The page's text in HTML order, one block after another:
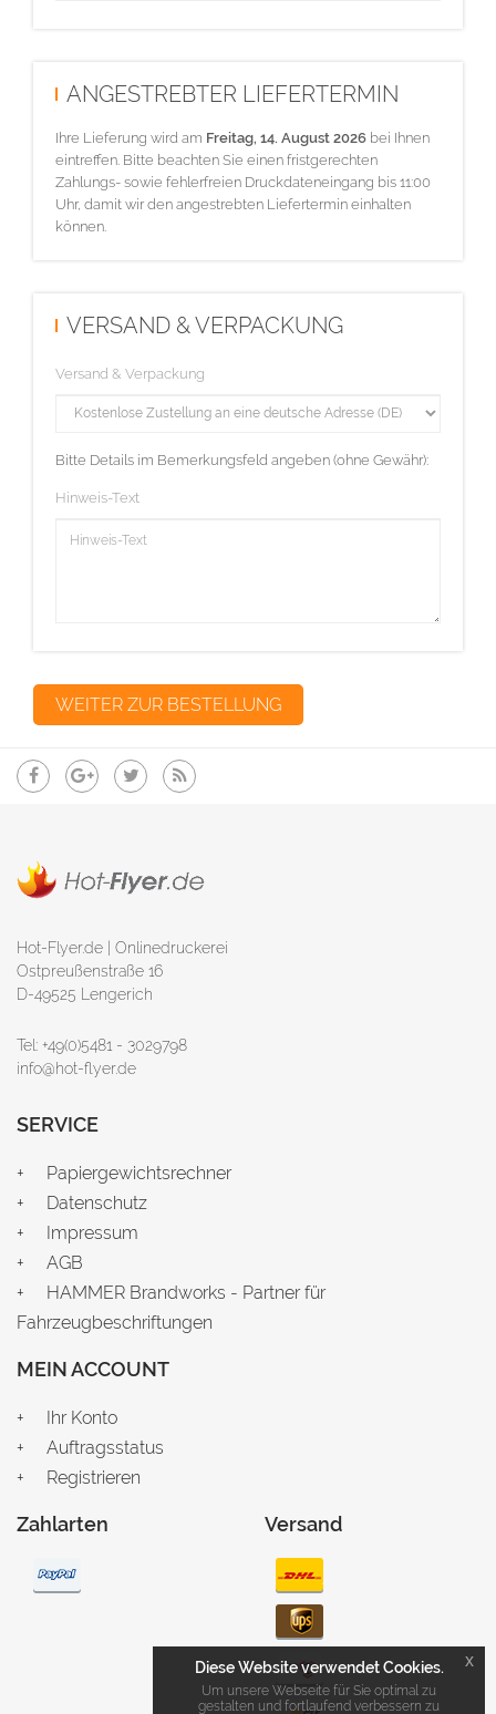
ANGESTREBTER LIEFERTERMIN
Ihre Lieferung wird am Freitag, 14. August 2026 bei Ihnen
eintreffen. Bitte beachten Sie einen fristgerechten
Zahlungs- sowie fehlerfreien Druckdateneingang bis 11:00
Uhr, damit wir den angestrebten Liefertermin einhalten
können.
VERSAND & VERPACKUNG
Versand & Verpackung
Bitte Details im Bemerkungsfeld angeben (ohne Gewähr):
Hinweis-Text
Hot-Flyer.de | Onlinedruckerei
Ostpreußenstraße 16
D-49525 Lengerich
Tel: +49(0)5481 - 3029798
info@hot-flyer.de
SERVICE
Papiergewichtsrechner
Datenschutz
Impressum
AGB
HAMMER Brandworks - Partner für
Fahrzeugbeschriftungen
MEIN ACCOUNT
Ihr Konto
Auftragsstatus
Registrieren
Zahlarten Versand
Diese Website verwendet Cookies.
Um unsere Webseite für Sie optimal zu
gestalten und fortlaufend verbessern zu
x